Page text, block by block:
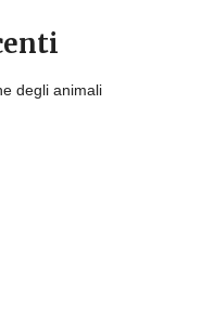
degli animali